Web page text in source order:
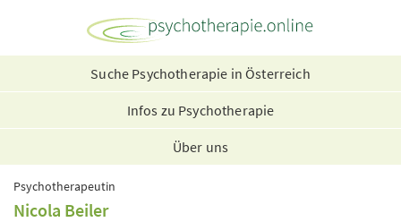
Suche Psychotherapie in Österreich
Infos zu Psychotherapie
Über uns
Psychotherapeutin
Nicola Beiler